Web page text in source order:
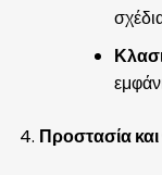
Προστασία και